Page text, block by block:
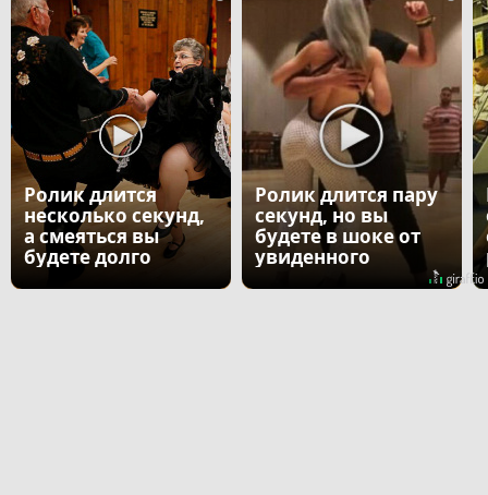
Ролик длится
несколько секунд,
а смеяться вы
будете долго
Ролик длится пару
секунд, но вы
будете в шоке от
увиденного